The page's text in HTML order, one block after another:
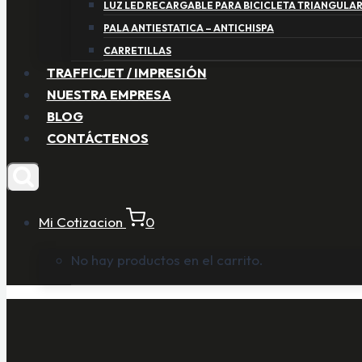
LUZ LED RECARGABLE PARA BICICLETA TRIANGULAR
PALA ANTIESTATICA – ANTICHISPA
CARRETILLAS
TRAFFICJET / IMPRESIÓN
NUESTRA EMPRESA
BLOG
CONTÁCTENOS
Mi Cotizacion 0
No hay productos en el carrito.